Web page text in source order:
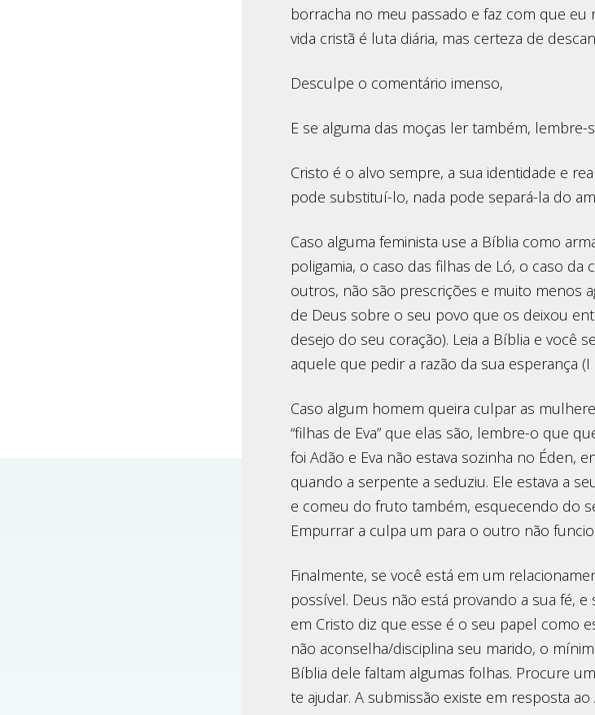
borracha no meu passado e faz com que eu
vida cristã é luta diária, mas certeza de
Desculpe o comentário imenso,
E se alguma das moças ler também, lembre-
Cristo é o alvo sempre, a sua identidade e
pode substituí-lo, nada pode separá-la do
Caso alguma feminista use a Bíblia como
poligamia, o caso das filhas de Ló, o caso da
outros, não são prescrições e muito menos
de Deus sobre o seu povo que os deixou
desejo do seu coração). Leia a Bíblia e você
aquele que pedir a razão da sua esperança (I
Caso algum homem queira culpar as
“filhas de Eva” que elas são, lembre-o que
foi Adão e Eva não estava sozinha no Éden,
quando a serpente a seduziu. Ele estava a
e comeu do fruto também, esquecendo do
Empurrar a culpa um para o outro não
Finalmente, se você está em um
possível. Deus não está provando a sua fé, e
em Cristo diz que esse é o seu papel como
não aconselha/disciplina seu marido, o
Bíblia dele faltam algumas folhas. Procure
te ajudar. A submissão existe em resposta